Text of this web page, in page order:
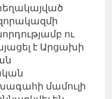
ու
է Արցախի
մամուլի